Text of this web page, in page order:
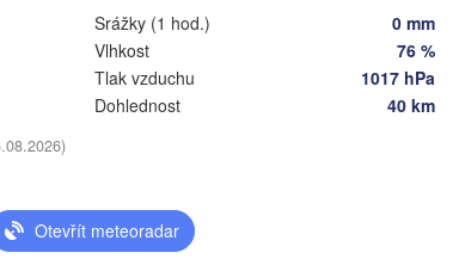
Srážky (1 hod.)
0 mm
Vlhkost
76 %
Tlak vzduchu
1017 hPa
Dohlednost
40 km
Otevřít meteoradar
Баранавічы
(Baranavičy)
(Pinsk)
Салігорск
(Salihorsk)
BĚLORUSKO